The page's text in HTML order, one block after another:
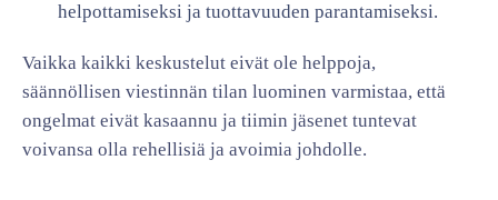
helpottamiseksi ja tuottavuuden parantamiseksi.
Vaikka kaikki keskustelut eivät ole helppoja,
säännöllisen viestinnän tilan luominen varmistaa, että
ongelmat eivät kasaannu ja tiimin jäsenet tuntevat
voivansa olla rehellisiä ja avoimia johdolle.